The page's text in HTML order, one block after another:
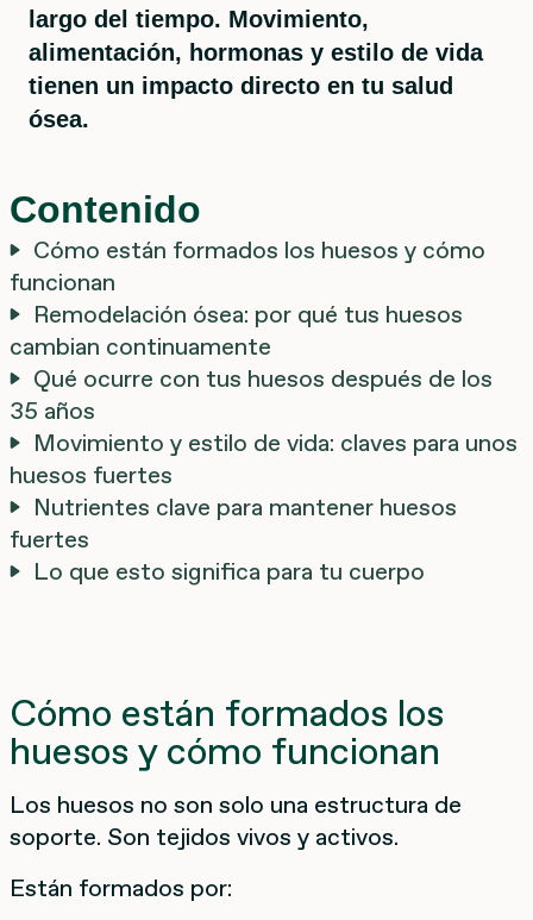
largo del tiempo. Movimiento,
alimentación, hormonas y estilo de vida
tienen un impacto directo en tu salud
ósea.
Contenido
Cómo están formados los huesos y cómo
funcionan
Remodelación ósea: por qué tus huesos
cambian continuamente
Qué ocurre con tus huesos después de los
35 años
Movimiento y estilo de vida: claves para unos
huesos fuertes
Nutrientes clave para mantener huesos
fuertes
Lo que esto significa para tu cuerpo
Cómo están formados los
huesos y cómo funcionan
Los huesos no son solo una estructura de
soporte. Son tejidos vivos y activos.
Están formados por: